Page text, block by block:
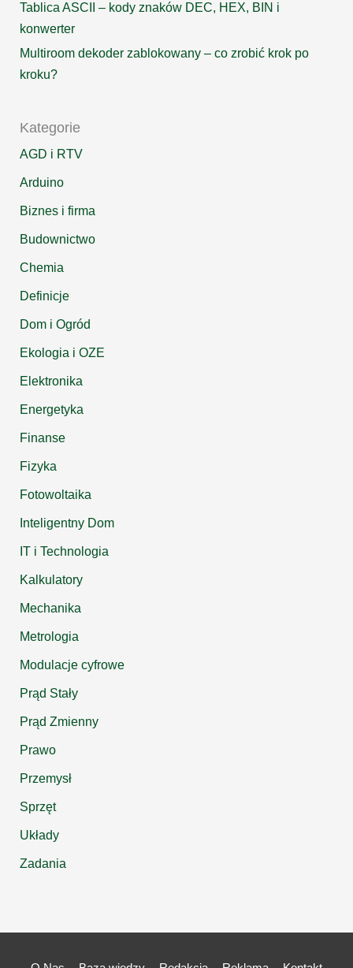
Tablica ASCII – kody znaków DEC, HEX, BIN i
konwerter
Multiroom dekoder zablokowany – co zrobić krok po
kroku?
Kategorie
AGD i RTV
Arduino
Biznes i firma
Budownictwo
Chemia
Definicje
Dom i Ogród
Ekologia i OZE
Elektronika
Energetyka
Finanse
Fizyka
Fotowoltaika
Inteligentny Dom
IT i Technologia
Kalkulatory
Mechanika
Metrologia
Modulacje cyfrowe
Prąd Stały
Prąd Zmienny
Prawo
Przemysł
Sprzęt
Układy
Zadania